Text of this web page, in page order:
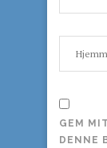
GEM
DENNE